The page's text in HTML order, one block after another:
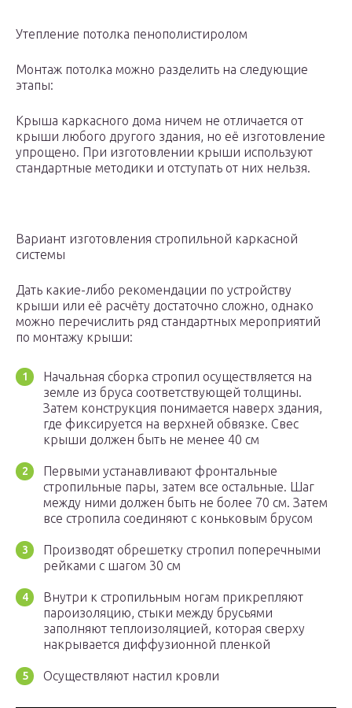
Утепление потолка пенополистиролом
Монтаж потолка можно разделить на следующие
этапы:
Крыша каркасного дома ничем не отличается от
крыши любого другого здания, но её изготовление
упрощено. При изготовлении крыши используют
стандартные методики и отступать от них нельзя.
Вариант изготовления стропильной каркасной
системы
Дать какие-либо рекомендации по устройству
крыши или её расчёту достаточно сложно, однако
можно перечислить ряд стандартных мероприятий
по монтажу крыши:
Начальная сборка стропил осуществляется на
земле из бруса соответствующей толщины.
Затем конструкция понимается наверх здания,
где фиксируется на верхней обвязке. Свес
крыши должен быть не менее 40 см
Первыми устанавливают фронтальные
стропильные пары, затем все остальные. Шаг
между ними должен быть не более 70 см. Затем
все стропила соединяют с коньковым брусом
Производят обрешетку стропил поперечными
рейками с шагом 30 см
Внутри к стропильным ногам прикрепляют
пароизоляцию, стыки между брусьями
заполняют теплоизоляцией, которая сверху
накрывается диффузионной пленкой
Осуществляют настил кровли